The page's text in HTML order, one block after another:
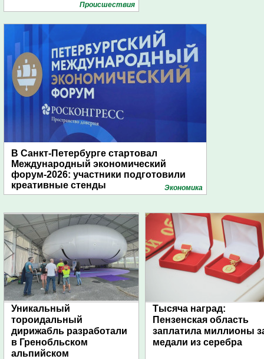
Проиcшествия
В Санкт-Петербурге стартовал
Международный экономический
форум-2026: участники подготовили
креативные стенды
Экономика
Уникальный
тороидальный
дирижабль разработали
в Гренобльском
альпийском
Тысяча наград:
Пензенская область
заплатила миллионы
медали из серебра